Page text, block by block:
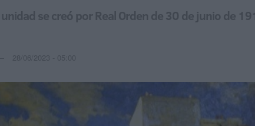
se creó por Real Orden de 30 de junio de
28/06/2023 - 05:00